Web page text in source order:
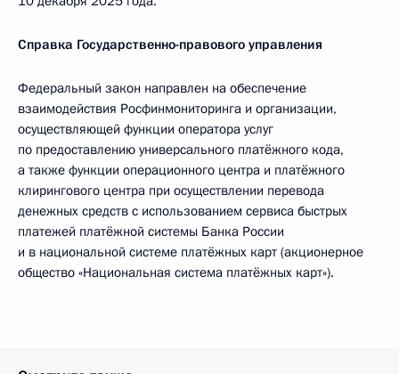
Справка Государственно-правового управления
Федеральный закон направлен на обеспечение
взаимодействия Росфинмониторинга и организации,
осуществляющей функции оператора услуг
по предоставлению универсального платёжного кода,
а также функции операционного центра и платёжного
клирингового центра при осуществлении перевода
денежных средств с использованием сервиса быстрых
платежей платёжной системы Банка России
и в национальной системе платёжных карт (акционерное
общество «Национальная система платёжных карт»).